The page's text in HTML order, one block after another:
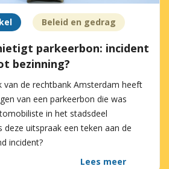
Beleid en gedrag
parkeerbon: incident
bezinning?
van de rechtbank Amsterdam heeft
van een parkeerbon die was
in het stadsdeel
deze uitspraak een teken aan de
incident?
Lees meer